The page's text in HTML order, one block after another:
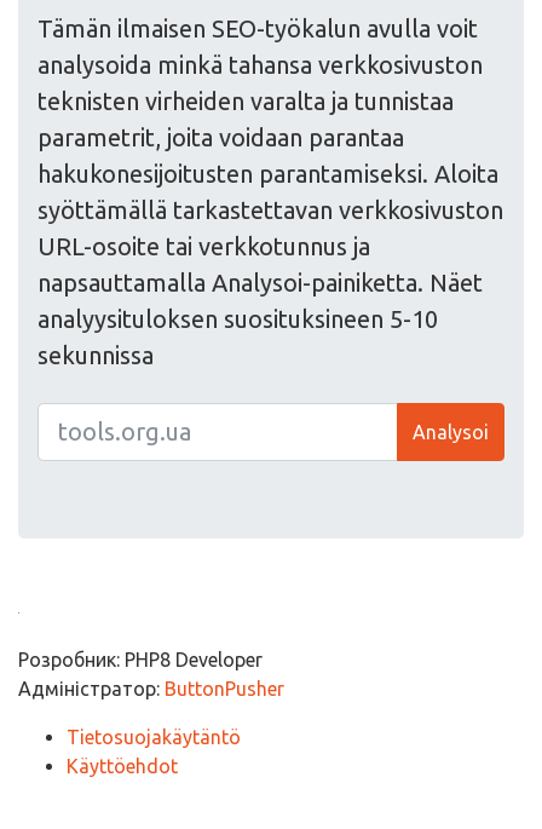
Tämän ilmaisen SEO-työkalun avulla voit
analysoida minkä tahansa verkkosivuston
teknisten virheiden varalta ja tunnistaa
parametrit, joita voidaan parantaa
hakukonesijoitusten parantamiseksi. Aloita
syöttämällä tarkastettavan verkkosivuston
URL-osoite tai verkkotunnus ja
napsauttamalla Analysoi-painiketta. Näet
analyysituloksen suosituksineen 5-10
sekunnissa
Analysoi
Розробник: PHP8 Developer
Адміністратор: ButtonPusher
Tietosuojakäytäntö
Käyttöehdot